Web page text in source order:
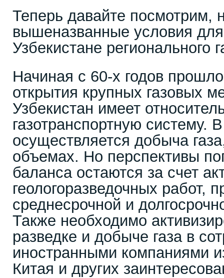
Теперь давайте посмотрим,
вышеназванные условия
Узбекистане регионального
Начиная с 60-х годов
открытия крупных газовых
Узбекистан имеет
газотранспортную систему.
осуществляется добыча
объемах. Но перспективы
баланса остаются за счет
геологоразведочных работ,
среднесрочной и
Также необходимо
разведке и добыче газа в
иностранными компаниями
Китая и других